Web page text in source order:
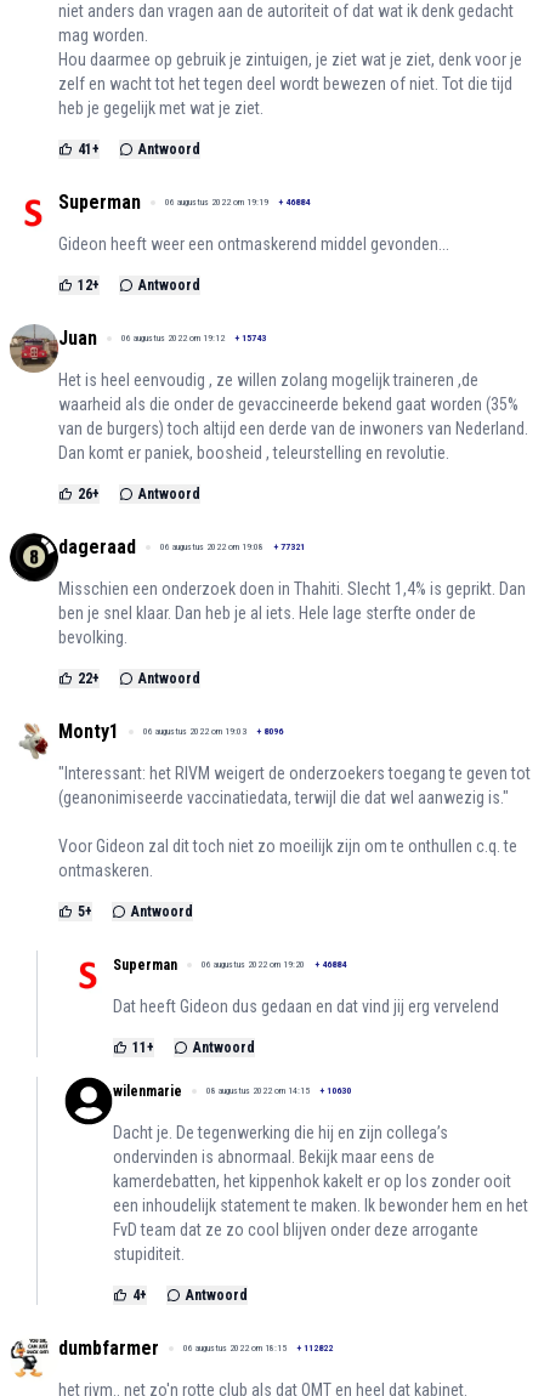
niet anders dan vragen aan de autoriteit of dat wat ik denk gedacht
mag worden.
Hou daarmee op gebruik je zintuigen, je ziet wat je ziet, denk voor je
zelf en wacht tot het tegen deel wordt bewezen of niet. Tot die tijd
heb je gegelijk met wat je ziet.
41 + Antwoord
Superman 06 augustus 2022 om 19:19 + 46884
Gideon heeft weer een ontmaskerend middel gevonden...
12+ Antwoord
Juan 06 augustus 2022 om 19:12 + 15743
Het is heel eenvoudig , ze willen zolang mogelijk traineren ,de
waarheid als die onder de gevaccineerde bekend gaat worden (35%
van de burgers) toch altijd een derde van de inwoners van Nederland.
Dan komt er paniek, boosheid , teleurstelling en revolutie.
26+ Antwoord
dageraad 06 augustus 2022 om 19:08 + 77321
Misschien een onderzoek doen in Thahiti. Slecht 1,4% is geprikt. Dan
ben je snel klaar. Dan heb je al iets. Hele lage sterfte onder de
bevolking.
22+ Antwoord
Monty1 06 augustus 2022 om 19:03 + 8096
"Interessant: het RIVM weigert de onderzoekers toegang te geven tot
(geanonimiseerde vaccinatiedata, terwijl die dat wel aanwezig is."
Voor Gideon zal dit toch niet zo moeilijk zijn om te onthullen c.q. te
ontmaskeren.
5+ Antwoord
Superman 06 augustus 2022 om 19:20 + 46884
Dat heeft Gideon dus gedaan en dat vind jij erg vervelend
11 + Antwoord
wilenmarie 08 augustus 2022 om 14:15 + 10630
Dacht je. De tegenwerking die hij en zijn collega’s
ondervinden is abnormaal. Bekijk maar eens de
kamerdebatten, het kippenhok kakelt er op los zonder ooit
een inhoudelijk statement te maken. Ik bewonder hem en het
FvD team dat ze zo cool blijven onder deze arrogante
stupiditeit.
4+ Antwoord
dumbfarmer 06 augustus 2022 om 18:15 + 112822
het rivm.. net zo'n rotte club als dat OMT en heel dat kabinet.